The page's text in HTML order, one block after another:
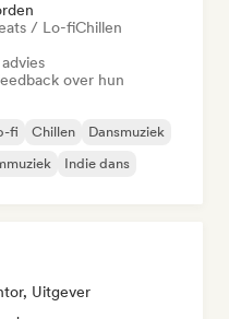
/ Lo-fiChillen
over hun
fi Chillen
Dansmuziek
Indie dans
Uitgever